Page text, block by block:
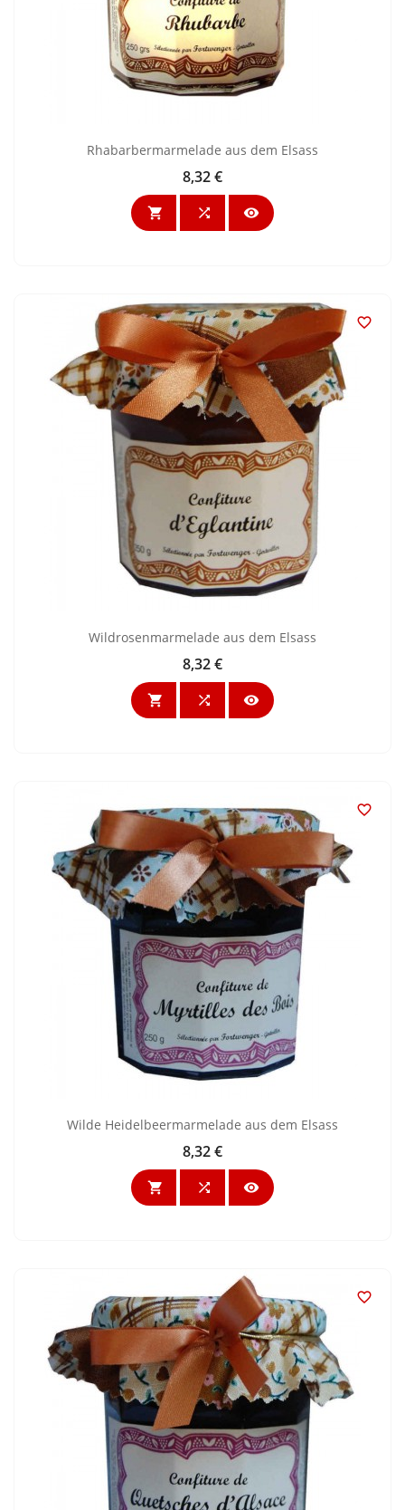
Rhabarbermarmelade aus dem Elsass
Preis
8,32 €
  

Wildrosenmarmelade aus dem Elsass
Preis
8,32 €
  

Wilde Heidelbeermarmelade aus dem Elsass
Preis
8,32 €
  
